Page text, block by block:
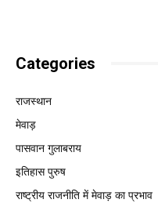
Categories
राजस्थान
मेवाड़
पासवान गुलाबराय
इतिहास पुरुष
राष्ट्रीय राजनीति में मेवाड़ का प्रभाव